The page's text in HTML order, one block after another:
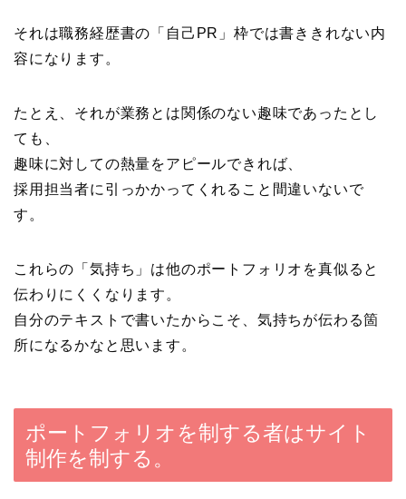
それは職務経歴書の「自己PR」枠では書ききれない内
容になります。
たとえ、それが業務とは関係のない趣味であったとし
ても、
趣味に対しての熱量をアピールできれば、
採用担当者に引っかかってくれること間違いないで
す。
これらの「気持ち」は他のポートフォリオを真似ると
伝わりにくくなります。
自分のテキストで書いたからこそ、気持ちが伝わる箇
所になるかなと思います。
ポートフォリオを制する者はサイト
制作を制する。